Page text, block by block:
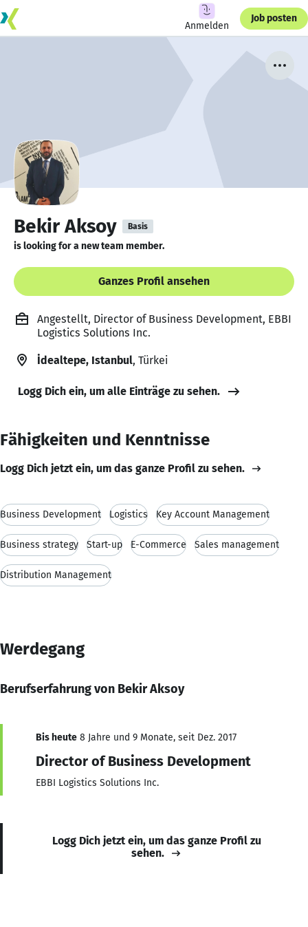
Anmelden
Job posten
Bekir Aksoy Basis
is looking for a new team member.
Ganzes Profil ansehen
Angestellt, Director of Business Development, EBBI
Logistics Solutions Inc.
İdealtepe, Istanbul, Türkei
Logg Dich ein, um alle Einträge zu sehen.
Fähigkeiten und Kenntnisse
Logg Dich jetzt ein, um das ganze Profil zu sehen.
Business Development Logistics Key Account Management
Business strategy Start-up E-Commerce Sales management
Distribution Management
Werdegang
Berufserfahrung von Bekir Aksoy
Bis heute 8 Jahre und 9 Monate, seit Dez. 2017
Director of Business Development
EBBI Logistics Solutions Inc.
Logg Dich jetzt ein, um das ganze Profil zu
sehen.